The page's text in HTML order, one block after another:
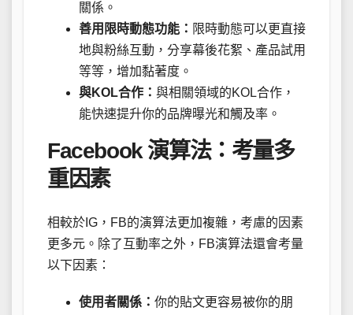
關係。
善用限時動態功能： 限時動態可以更直接
地與粉絲互動，分享幕後花絮、產品試用
等等，增加黏著度。
與KOL合作： 與相關領域的KOL合作，
能快速提升你的品牌曝光和觸及率。
Facebook 演算法：考量多
重因素
相較於IG，FB的演算法更加複雜，考慮的因素
更多元。除了互動率之外，FB演算法還會考量
以下因素：
使用者關係： 你的貼文更容易被你的朋